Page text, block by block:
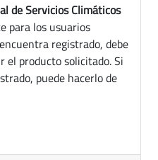
de Servicios Climáticos
para los usuarios
registrado, debe
el producto solicitado. Si
puede hacerlo de